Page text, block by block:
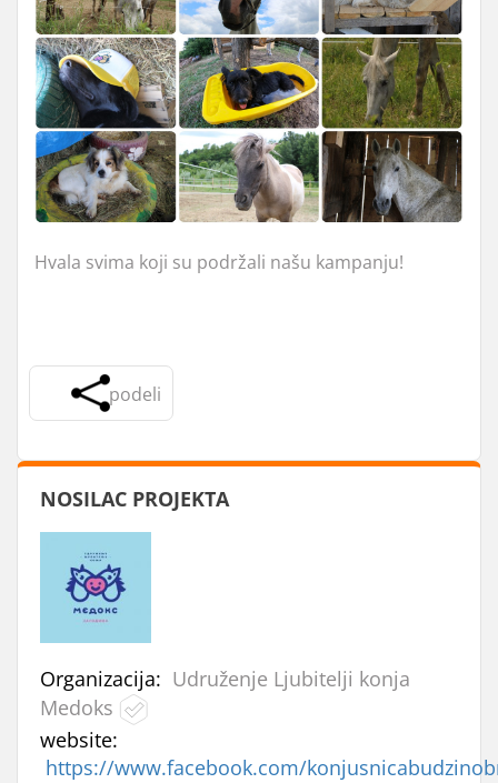
Hvala svima koji su podržali našu kampanju!
podeli
NOSILAC PROJEKTA
Organizacija: Udruženje Ljubitelji konja
Medoks
website:
https://www.facebook.com/